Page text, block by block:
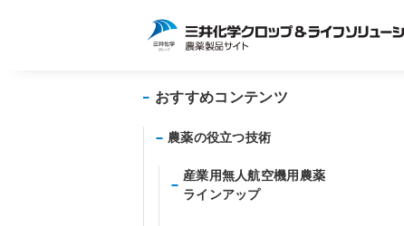
おすすめコンテンツ
農薬の役立つ技術
産業用無人航空機用農薬
ラインアップ